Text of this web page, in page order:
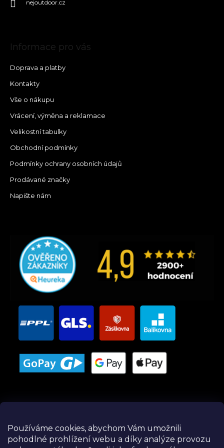
Používáme cookies, abychom Vám umožnili
pohodlné prohlížení webu a díky analýze provozu
nejoutdoor.cz
Informace pro vás
Doprava a platby
Kontakty
Vše o nákupu
Vrácení, výměna a reklamace
Velikostní tabulky
Obchodní podmínky
Podmínky ochrany osobních údajů
Prodávané značky
Napište nám
Instagram